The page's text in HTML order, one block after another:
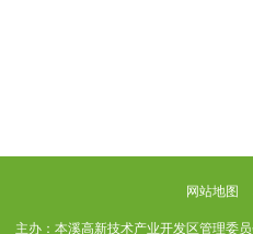
网站地图
主办：本溪高新技术产业开发区管理委